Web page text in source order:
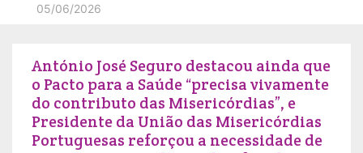
05/06/2026
António José Seguro destacou ainda que
o Pacto para a Saúde “precisa vivamente
do contributo das Misericórdias”, e
Presidente da União das Misericórdias
Portuguesas reforçou a necessidade de